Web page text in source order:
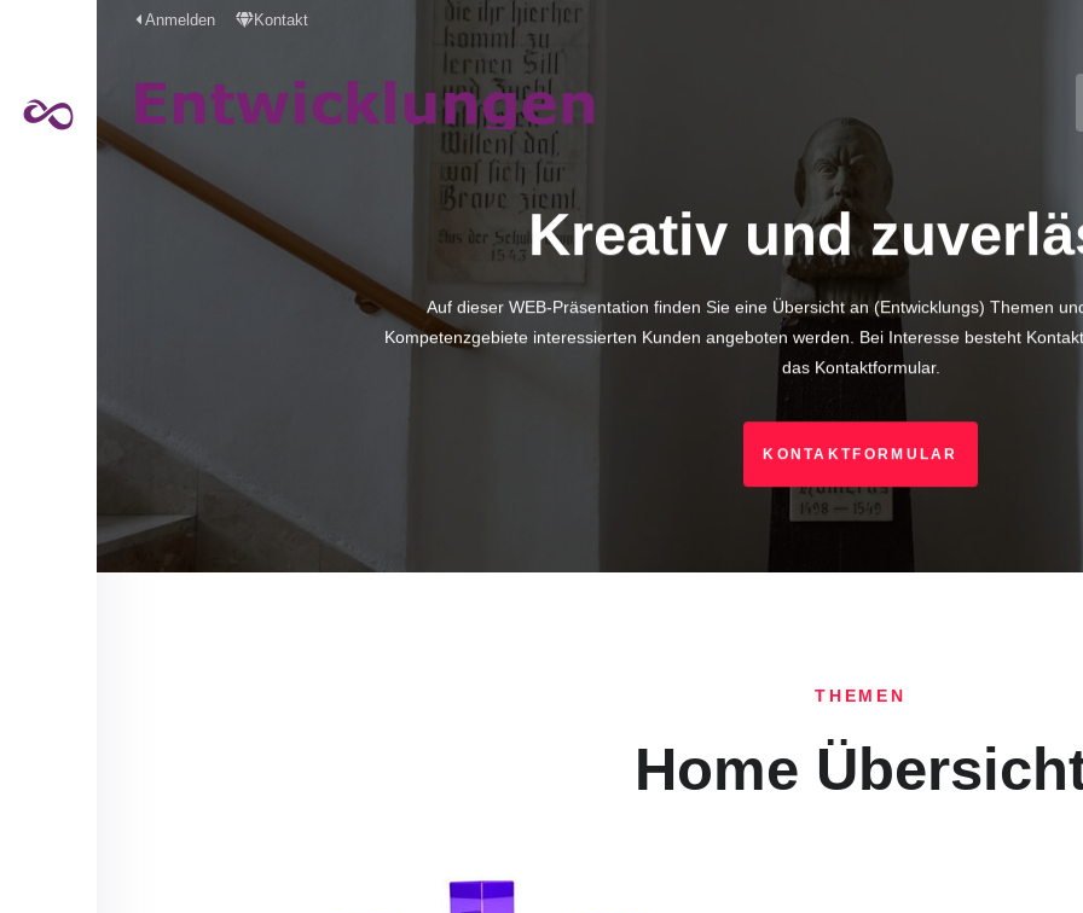
Anmelden Kontakt
Kreativ und
Auf dieser WEB-Präsentation finden Sie eine Übersicht an (Entwicklungs) Themen
Kompetenzgebiete interessierten Kunden angeboten werden. Bei Interesse besteht
das Kontaktformular.
KONTAKTFORMULAR
THEMEN
Home